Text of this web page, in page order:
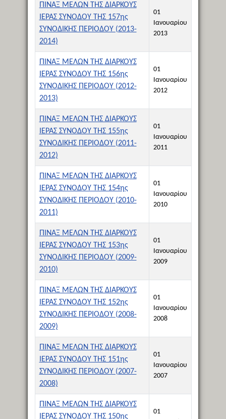
ΠΙΝΑΞ ΜΕΛΩΝ ΤΗΣ ΔΙΑΡΚΟΥΣ
ΙΕΡΑΣ ΣΥΝΟΔΟΥ ΤΗΣ 157ης
ΣΥΝΟΔΙΚΗΣ ΠΕΡΙΟΔΟΥ (2013-
2014)
01
Ιανουαρίου
2013
ΠΙΝΑΞ ΜΕΛΩΝ ΤΗΣ ΔΙΑΡΚΟΥΣ
ΙΕΡΑΣ ΣΥΝΟΔΟΥ ΤΗΣ 156ης
ΣΥΝΟΔΙΚΗΣ ΠΕΡΙΟΔΟΥ (2012-
2013)
01
Ιανουαρίου
2012
ΠΙΝΑΞ ΜΕΛΩΝ ΤΗΣ ΔΙΑΡΚΟΥΣ
ΙΕΡΑΣ ΣΥΝΟΔΟΥ ΤΗΣ 155ης
ΣΥΝΟΔΙΚΗΣ ΠΕΡΙΟΔΟΥ (2011-
2012)
01
Ιανουαρίου
2011
ΠΙΝΑΞ ΜΕΛΩΝ ΤΗΣ ΔΙΑΡΚΟΥΣ
ΙΕΡΑΣ ΣΥΝΟΔΟΥ ΤΗΣ 154ης
ΣΥΝΟΔΙΚΗΣ ΠΕΡΙΟΔΟΥ (2010-
2011)
01
Ιανουαρίου
2010
ΠΙΝΑΞ ΜΕΛΩΝ ΤΗΣ ΔΙΑΡΚΟΥΣ
ΙΕΡΑΣ ΣΥΝΟΔΟΥ ΤΗΣ 153ης
ΣΥΝΟΔΙΚΗΣ ΠΕΡΙΟΔΟΥ (2009-
2010)
01
Ιανουαρίου
2009
ΠΙΝΑΞ ΜΕΛΩΝ ΤΗΣ ΔΙΑΡΚΟΥΣ
ΙΕΡΑΣ ΣΥΝΟΔΟΥ ΤΗΣ 152ης
ΣΥΝΟΔΙΚΗΣ ΠΕΡΙΟΔΟΥ (2008-
2009)
01
Ιανουαρίου
2008
ΠΙΝΑΞ ΜΕΛΩΝ ΤΗΣ ΔΙΑΡΚΟΥΣ
ΙΕΡΑΣ ΣΥΝΟΔΟΥ ΤΗΣ 151ης
ΣΥΝΟΔΙΚΗΣ ΠΕΡΙΟΔΟΥ (2007-
2008)
01
Ιανουαρίου
2007
ΠΙΝΑΞ ΜΕΛΩΝ ΤΗΣ ΔΙΑΡΚΟΥΣ
ΙΕΡΑΣ ΣΥΝΟΔΟΥ ΤΗΣ 150ης
01